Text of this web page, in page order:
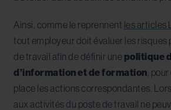
Ainsi, comme le reprennent les articles
tout employeur doit évaluer les risques
de travail afin de définir une politique
d’information et de formation ,
place les actions correspondantes.
aux activités du poste de travail ne